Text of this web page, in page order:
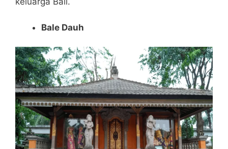
Bale Dauh